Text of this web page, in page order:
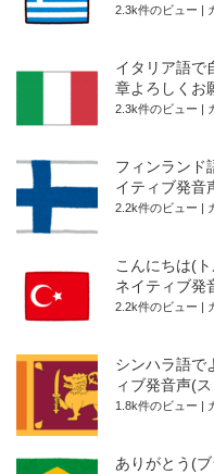
2.3k件のビュー
イタリア語で
章よろしくお
2.3k件のビュー
フィンランド
イティブ発音
2.2k件のビュー
こんにちは(
ネイティブ発
2.2k件のビュー
シンハラ語で
ィブ発音声(
1.8k件のビュー
ありがとう(